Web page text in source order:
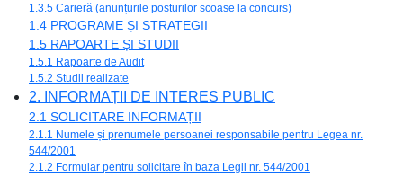
1.3.5 Carieră (anunțurile posturilor scoase la concurs)
1.4 PROGRAME ȘI STRATEGII
1.5 RAPOARTE ȘI STUDII
1.5.1 Rapoarte de Audit
1.5.2 Studii realizate
2. INFORMAȚII DE INTERES PUBLIC
2.1 SOLICITARE INFORMAȚII
2.1.1 Numele și prenumele persoanei responsabile pentru Legea nr.
544/2001
2.1.2 Formular pentru solicitare în baza Legii nr. 544/2001